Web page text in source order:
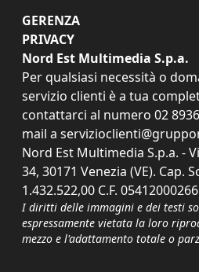
GERENZA
PRIVACY
Nord Est Multimedia S.p.a.
Per qualsiasi necessità o
servizio clienti è a tua
contattarci al numero 02
mail a
Nord Est Multimedia S.p.a. -
34, 30171 Venezia (VE). Cap.
1.432.522,00 C.F.
I diritti delle immagini e dei testi
espressamente vietata la loro
mezzo e l'adattamento totale o